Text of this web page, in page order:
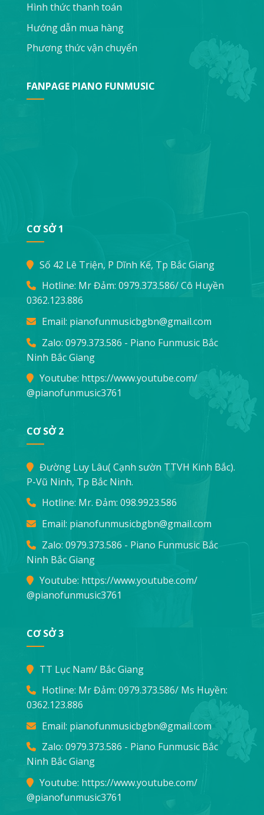
Hình thức thanh toán
Hướng dẫn mua hàng
Phương thức vận chuyển
FANPAGE PIANO FUNMUSIC
CƠ SỞ 1
Số 42 Lê Triện, P Dĩnh Kế, Tp Bắc Giang
Hotline: Mr Đảm: 0979.373.586/ Cô Huyền
0362.123.886
Email: pianofunmusicbgbn@gmail.com
Zalo: 0979.373.586 - Piano Funmusic Bắc
Ninh Bắc Giang
Youtube: https://www.youtube.com/
@pianofunmusic3761
CƠ SỞ 2
Đường Luy Lâu( Cạnh sườn TTVH Kinh Bắc).
P-Vũ Ninh, Tp Bắc Ninh.
Hotline: Mr. Đảm: 098.9923.586
Email: pianofunmusicbgbn@gmail.com
Zalo: 0979.373.586 - Piano Funmusic Bắc
Ninh Bắc Giang
Youtube: https://www.youtube.com/
@pianofunmusic3761
CƠ SỞ 3
TT Lục Nam/ Bắc Giang
Hotline: Mr Đảm: 0979.373.586/ Ms Huyền:
0362.123.886
Email: pianofunmusicbgbn@gmail.com
Zalo: 0979.373.586 - Piano Funmusic Bắc
Ninh Bắc Giang
Youtube: https://www.youtube.com/
@pianofunmusic3761